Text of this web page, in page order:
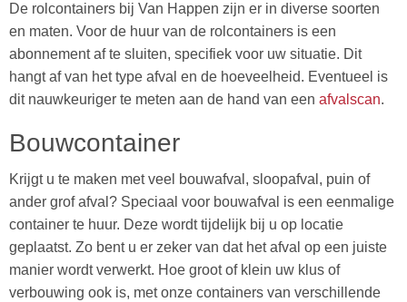
De rolcontainers bij Van Happen zijn er in diverse soorten
en maten. Voor de huur van de rolcontainers is een
abonnement af te sluiten, specifiek voor uw situatie. Dit
hangt af van het type afval en de hoeveelheid. Eventueel is
dit nauwkeuriger te meten aan de hand van een afvalscan.
Bouwcontainer
Krijgt u te maken met veel bouwafval, sloopafval, puin of
ander grof afval? Speciaal voor bouwafval is een eenmalige
container te huur. Deze wordt tijdelijk bij u op locatie
geplaatst. Zo bent u er zeker van dat het afval op een juiste
manier wordt verwerkt. Hoe groot of klein uw klus of
verbouwing ook is, met onze containers van verschillende